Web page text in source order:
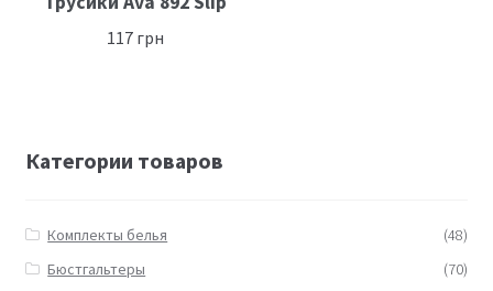
117 грн
Категории товаров
Комплекты белья
(48)
Бюстгальтеры
(70)